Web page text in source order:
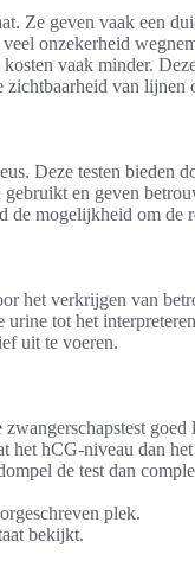
Ze geven vaak een
onzekerheid
vaak minder.
zichtbaarheid van lijnen
Deze testen bieden
en geven
mogelijkheid om de
het verkrijgen van
tot het
uit te voeren.
goed
het hCG-niveau dan het
de test dan
plek.
bekijkt.